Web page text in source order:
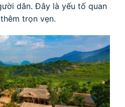
dân. Đây là yếu tố quan
trọn vẹn.